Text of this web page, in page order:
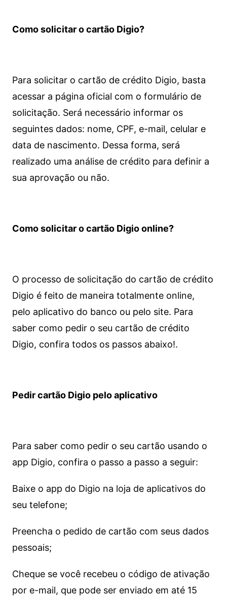
Como solicitar o cartão Digio?
Para solicitar o cartão de crédito Digio, basta
acessar a página oficial com o formulário de
solicitação. Será necessário informar os
seguintes dados: nome, CPF, e-mail, celular e
data de nascimento. Dessa forma, será
realizado uma análise de crédito para definir a
sua aprovação ou não.
Como solicitar o cartão Digio online?
O processo de solicitação do cartão de crédito
Digio é feito de maneira totalmente online,
pelo aplicativo do banco ou pelo site. Para
saber como pedir o seu cartão de crédito
Digio, confira todos os passos abaixo!.
Pedir cartão Digio pelo aplicativo
Para saber como pedir o seu cartão usando o
app Digio, confira o passo a passo a seguir:
Baixe o app do Digio na loja de aplicativos do
seu telefone;
Preencha o pedido de cartão com seus dados
pessoais;
Cheque se você recebeu o código de ativação
por e-mail, que pode ser enviado em até 15